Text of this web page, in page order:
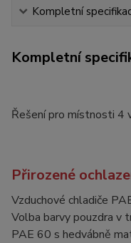
Kompletní
Kompletní
Řešení pro místnosti 4
Přirozené
Vzduchové chladiče
Volba barvy pouzdra v
PAE 60 s hedvábně